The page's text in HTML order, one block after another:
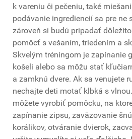
k vareniu či pečeniu, také
podávanie ingrediencií sa pre ne
zároveň si budú pripadať
pomôcť s vešaním, triedením a
Skvelým tréningom je zapínanie
košeli alebo sa môžu stať
a zamknú dvere. Ak sa venujete
nechajte deti motať klbká s
môžete vyrobiť pomôcku, na
zapínanie zipsu, zaväzovanie
korálikov, otváranie dvierok,